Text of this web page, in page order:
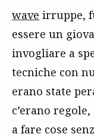
wave irruppe,
essere un
invogliare a
tecniche con
erano state
c’erano
a fare cose